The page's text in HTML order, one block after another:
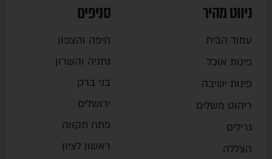
ניווט מהיר
עמוד הבית
פינות אוכל
פינות ישיבה
ריהוט משלים
גרילים
הצללה
סניפים
חיפה והצפון
נתניה והשרון
בני ברק
ירושלים
פתח תקווה
ראשון לציון